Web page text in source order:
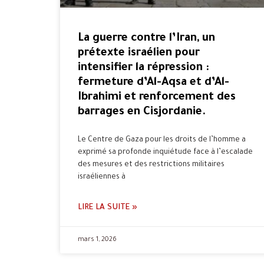
La guerre contre l’Iran, un
prétexte israélien pour
intensifier la répression :
fermeture d’Al-Aqsa et d’Al-
Ibrahimi et renforcement des
barrages en Cisjordanie.
Le Centre de Gaza pour les droits de l’homme a
exprimé sa profonde inquiétude face à l’escalade
des mesures et des restrictions militaires
israéliennes à
LIRE LA SUITE »
mars 1, 2026